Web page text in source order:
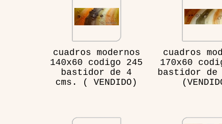
cuadros modernos
140x60 codigo 245
bastidor de 4
cms. ( VENDIDO)
cuadros
170x60
bastidor de